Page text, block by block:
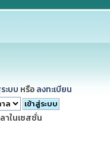
ะบบ หรือ ลงทะเบียน
าในเซสชั่น